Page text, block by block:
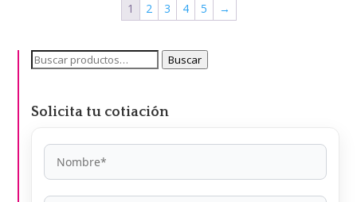
1 2 3 4 5 →
Buscar
Buscar
Solicita tu cotiación